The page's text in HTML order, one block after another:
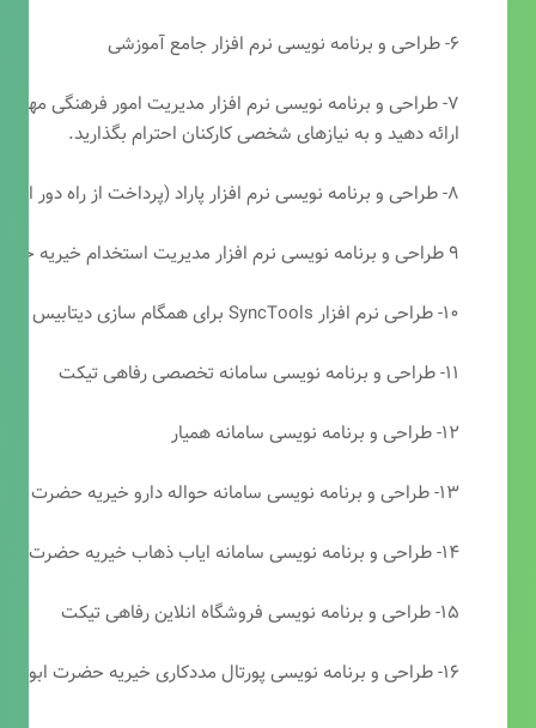
۶- طراحی و برنامه نویسی نرم افزار جامع آموزشی
۷- طراحی و برنامه نویسی نرم افزار مدیریت امور فرهنگی
ارائه دهید و به نیازهای شخصی کارکنان احترام بگذارید.
۸- طراحی و برنامه نویسی نرم افزار پاراد (پرداخت از راه دور انجمن مددکاری امام زمان(عج))
۹ طراحی و برنامه نویسی نرم افزار مدیریت استخدام خیریه حضرت ابوالفضل (ع)
۱۰- طراحی نرم افزار SyncTools برای همگام سازی دیتابیس های SQL Server
۱۱- طراحی و برنامه نویسی سامانه تخصصی رفاهی تیکت
۱۲- طراحی و برنامه نویسی سامانه همیار
۱۳- طراحی و برنامه نویسی سامانه حواله دارو خیریه حضرت ابوالفضل (ع)
۱۴- طراحی و برنامه نویسی سامانه ایاب ذهاب خیریه حضرت ابوالفضل (ع)
۱۵- طراحی و برنامه نویسی فروشگاه انلاین رفاهی تیکت
۱۶- طراحی و برنامه نویسی پورتال مددکاری خیریه حضرت ابوالفضل (ع)